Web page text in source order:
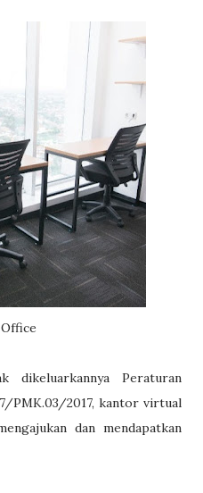
dikeluarkannya Peraturan
PMK.03/2017, kantor virtual
dan mendapatkan